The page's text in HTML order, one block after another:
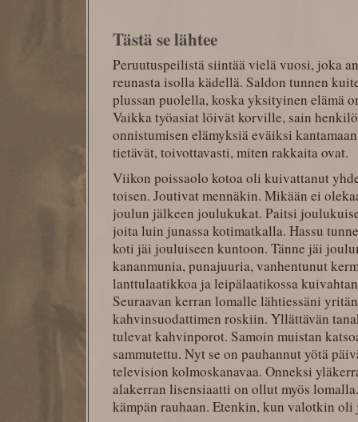
Tästä se lähtee
Peruutuspeilistä siintää vielä vuosi, joka
reunasta isolla kädellä. Saldon tunnen
plussan puolella, koska yksityinen elämä
Vaikka työasiat löivät korville, sain
onnistumisen elämyksiä eväiksi
tietävät, toivottavasti, miten rakkaita ovat.
Viikon poissaolo kotoa oli kuivattanut
toisen. Joutivat mennäkin. Mikään ei
joulun jälkeen joulukukat. Paitsi
joita luin junassa kotimatkalla. Hassu
koti jäi jouluiseen kuntoon. Tänne jäi
kananmunia, punajuuria, vanhentunut
lanttulaatikkoa ja leipälaatikossa
Seuraavan kerran lomalle lähtiessäni
kahvinsuodattimen roskiin. Yllättävän
tulevat kahvinporot. Samoin muistan
sammutettu. Nyt se on pauhannut yötä
television kolmoskanavaa. Onneksi
alakerran lisensiaatti on ollut myös
kämpän rauhaan. Etenkin, kun valotkin oli